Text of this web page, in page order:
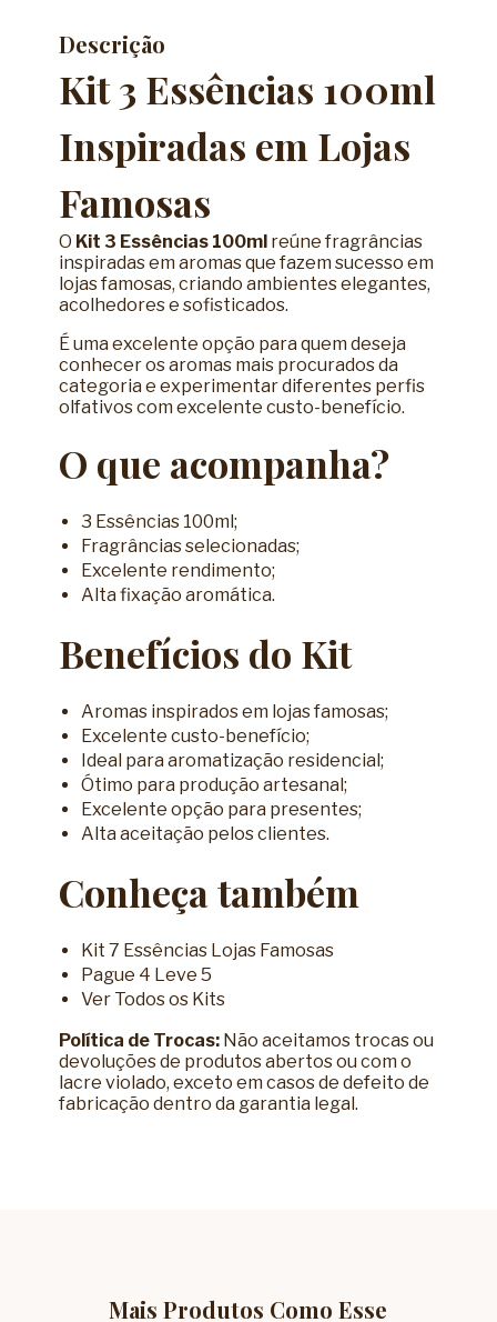
Descrição
Kit 3 Essências 100ml
Inspiradas em Lojas
Famosas
O Kit 3 Essências 100ml reúne fragrâncias
inspiradas em aromas que fazem sucesso em
lojas famosas, criando ambientes elegantes,
acolhedores e sofisticados.
É uma excelente opção para quem deseja
conhecer os aromas mais procurados da
categoria e experimentar diferentes perfis
olfativos com excelente custo-benefício.
O que acompanha?
3 Essências 100ml;
Fragrâncias selecionadas;
Excelente rendimento;
Alta fixação aromática.
Benefícios do Kit
Aromas inspirados em lojas famosas;
Excelente custo-benefício;
Ideal para aromatização residencial;
Ótimo para produção artesanal;
Excelente opção para presentes;
Alta aceitação pelos clientes.
Conheça também
Kit 7 Essências Lojas Famosas
Pague 4 Leve 5
Ver Todos os Kits
Política de Trocas: Não aceitamos trocas ou
devoluções de produtos abertos ou com o
lacre violado, exceto em casos de defeito de
fabricação dentro da garantia legal.
Mais Produtos Como Esse